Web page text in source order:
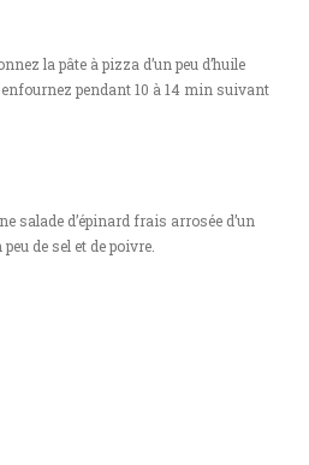
la pâte à pizza d’un peu d’huile
enfournez pendant 10 à 14 min suivant
salade d’épinard frais arrosée d’un
de sel et de poivre.